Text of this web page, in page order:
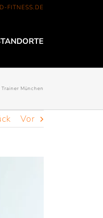
FITNESS.DE
München
Vor